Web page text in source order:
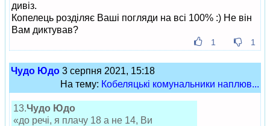
дивіз.
Копелець розділяє Ваші погляди на всі 100% :) Не він
Вам диктував?
1 1
Чудо Юдо 3 серпня 2021, 15:18
На тему: Кобеляцькі комунальники наплюв...
13.Чудо Юдо
«до речі, я плачу 18 а не 14, Ви